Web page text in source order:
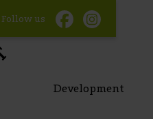
Follow us
Development